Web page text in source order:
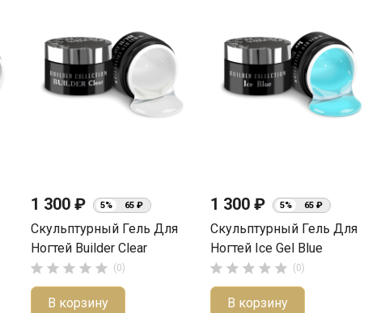
1 300 ₽ 5% 65 ₽
Скульптурный Гель Для
Ногтей Builder Clear
     (0)
В корзину
1 300 ₽ 5% 65 ₽
Скульптурный Гель Для
Ногтей Ice Gel Blue
     (0)
В корзину